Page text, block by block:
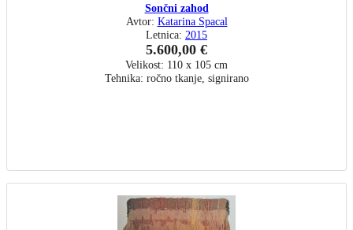
Sončni zahod
Avtor: Katarina Spacal
Letnica: 2015
5.600,00 €
Velikost: 110 x 105 cm
Tehnika: ročno tkanje, signirano